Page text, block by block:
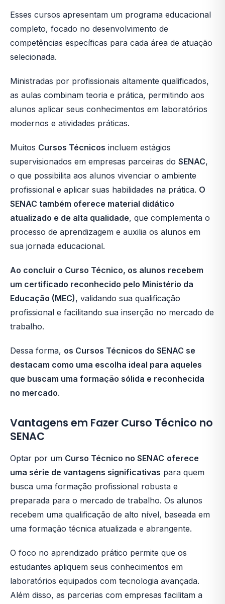
Esses cursos apresentam um programa educacional
completo, focado no desenvolvimento de
competências específicas para cada área de atuação
selecionada.
Ministradas por profissionais altamente qualificados,
as aulas combinam teoria e prática, permitindo aos
alunos aplicar seus conhecimentos em laboratórios
modernos e atividades práticas.
Muitos Cursos Técnicos incluem estágios
supervisionados em empresas parceiras do SENAC,
o que possibilita aos alunos vivenciar o ambiente
profissional e aplicar suas habilidades na prática. O
SENAC também oferece material didático
atualizado e de alta qualidade, que complementa o
processo de aprendizagem e auxilia os alunos em
sua jornada educacional.
Ao concluir o Curso Técnico, os alunos recebem
um certificado reconhecido pelo Ministério da
Educação (MEC), validando sua qualificação
profissional e facilitando sua inserção no mercado de
trabalho.
Dessa forma, os Cursos Técnicos do SENAC se
destacam como uma escolha ideal para aqueles
que buscam uma formação sólida e reconhecida
no mercado.
Vantagens em Fazer Curso Técnico no
SENAC
Optar por um Curso Técnico no SENAC oferece
uma série de vantagens significativas para quem
busca uma formação profissional robusta e
preparada para o mercado de trabalho. Os alunos
recebem uma qualificação de alto nível, baseada em
uma formação técnica atualizada e abrangente.
O foco no aprendizado prático permite que os
estudantes apliquem seus conhecimentos em
laboratórios equipados com tecnologia avançada.
Além disso, as parcerias com empresas facilitam a